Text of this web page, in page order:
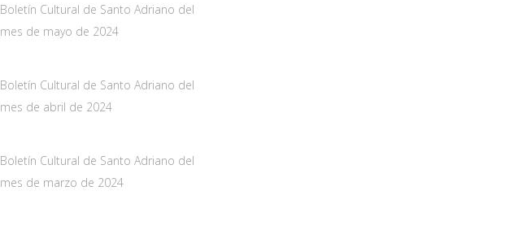
Boletín Cultural de Santo Adriano del
mes de mayo de 2024
Boletín Cultural de Santo Adriano del
mes de abril de 2024
Boletín Cultural de Santo Adriano del
mes de marzo de 2024